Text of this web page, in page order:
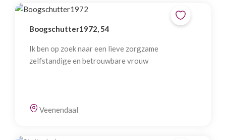
Boogschutter1972, 54
Ik ben op zoek naar een lieve zorgzame
zelfstandige en betrouwbare vrouw
Veenendaal